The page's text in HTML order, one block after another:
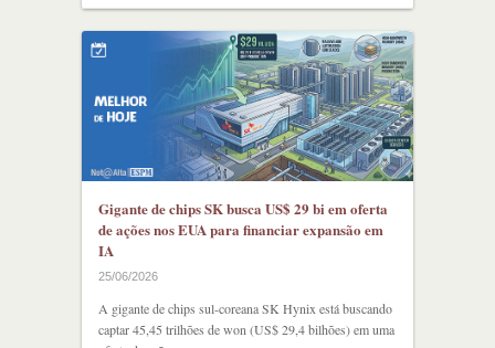
Gigante de chips SK busca US$ 29 bi em oferta
de ações nos EUA para financiar expansão em
IA
25/06/2026
A gigante de chips sul-coreana SK Hynix está buscando
captar 45,45 trilhões de won (US$ 29,4 bilhões) em uma